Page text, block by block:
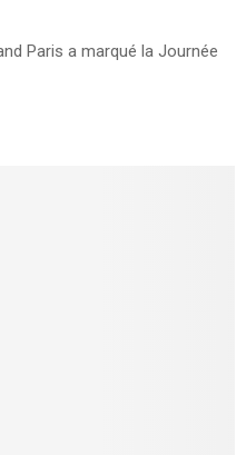
Paris a marqué la Journée